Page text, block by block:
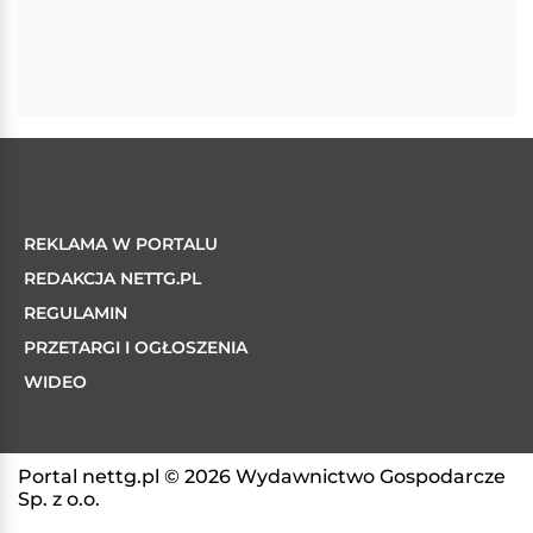
REKLAMA W PORTALU
REDAKCJA NETTG.PL
REGULAMIN
PRZETARGI I OGŁOSZENIA
WIDEO
Portal nettg.pl © 2026 Wydawnictwo Gospodarcze
Sp. z o.o.